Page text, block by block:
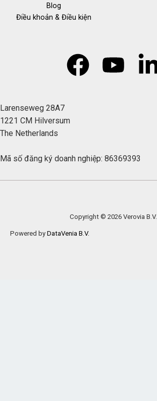
Blog
Điều khoản & Điều kiện
Larenseweg 28A7
1221 CM Hilversum
The Netherlands
Mã số đăng ký doanh nghiệp: 86369393
Copyright © 2026 Verovia B.V.
Powered by DataVenia B.V.